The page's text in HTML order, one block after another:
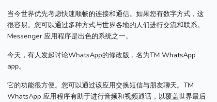
当今世界优先考虑快速顺畅的连接和通信。 如果您有数字方式，这
很容易。 您可以通过多种方式与世界各地的人们进行交流和联系。
Messenger 应用程序是出色的系统之一。
今天，有人发起讨论WhatsApp的修改版，名为TM WhatsApp
app。
它的功能很方便。 您可以通过该应用交换短信与朋友聊天。 TM
WhatsApp 应用程序有助于进行音频和视频通话，以覆盖世界最后